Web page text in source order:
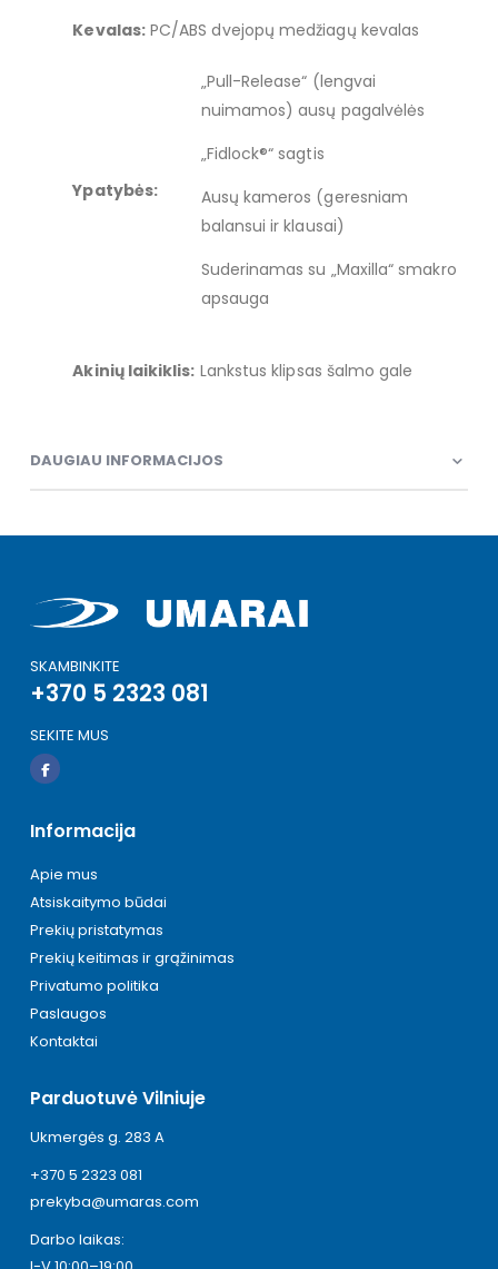
Kevalas:PC/ABS dvejopų medžiagų kevalas
Ypatybės:
„Pull-Release“ (lengvai
nuimamos) ausų pagalvėlės
„Fidlock®“ sagtis
Ausų kameros (geresniam
balansui ir klausai)
Suderinamas su „Maxilla“ smakro
apsauga
Akinių laikiklis: Lankstus klipsas šalmo gale
DAUGIAU INFORMACIJOS
SKAMBINKITE
+370 5 2323 081
SEKITE MUS
Informacija
Apie mus
Atsiskaitymo būdai
Prekių pristatymas
Prekių keitimas ir grąžinimas
Privatumo politika
Paslaugos
Kontaktai
Parduotuvė Vilniuje
Ukmergės g. 283 A
+370 5 2323 081
prekyba@umaras.com
Darbo laikas: